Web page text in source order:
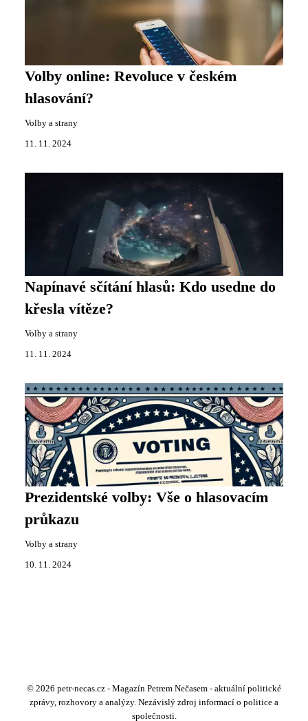
Volby online: Revoluce v českém
hlasování?
Volby a strany
11. 11. 2024
Napínavé sčítání hlasů: Kdo usedne do
křesla vítěze?
Volby a strany
11. 11. 2024
Prezidentské volby: Vše o hlasovacím
průkazu
Volby a strany
10. 11. 2024
© 2026 petr-necas.cz - Magazín Petrem Nečasem - aktuální politické
zprávy, rozhovory a analýzy. Nezávislý zdroj informací o politice a
společnosti.